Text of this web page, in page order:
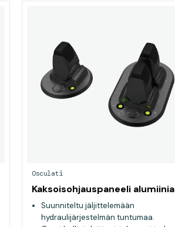
Osculati
Kaksoisohjauspaneeli alumiinia
Suunniteltu jäljittelemään
hydraulijärjestelmän tuntumaa.